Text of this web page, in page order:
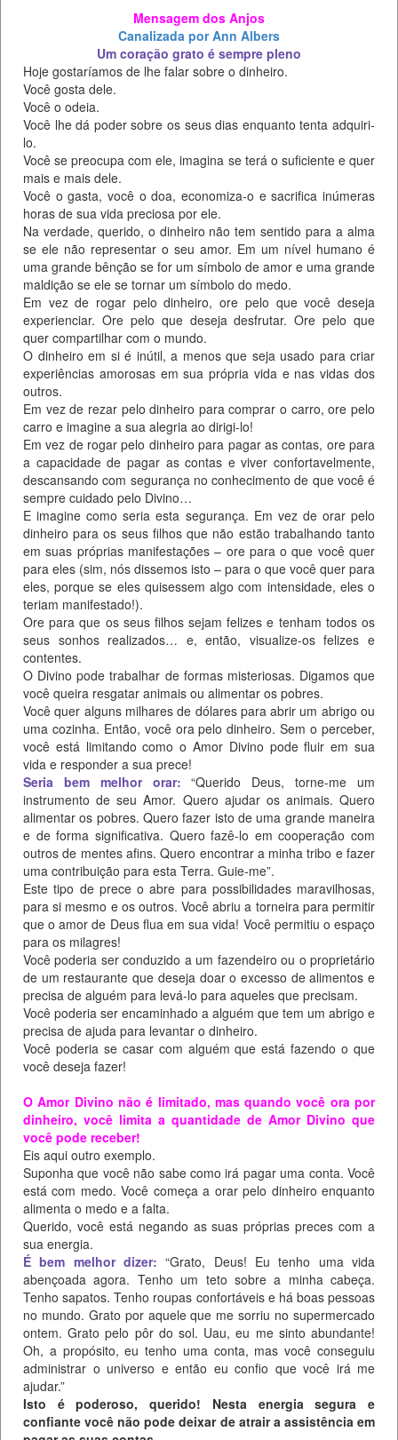
Mensagem dos Anjos
Canalizada por Ann Albers
Um coração grato é sempre pleno
Hoje gostaríamos de lhe falar sobre o dinheiro.
Você gosta dele.
Você o odeia.
Você lhe dá poder sobre os seus dias enquanto tenta adquiri-
lo.
Você se preocupa com ele, imagina se terá o suficiente e quer
mais e mais dele.
Você o gasta, você o doa, economiza-o e sacrifica inúmeras
horas de sua vida preciosa por ele.
Na verdade, querido, o dinheiro não tem sentido para a alma
se ele não representar o seu amor. Em um nível humano é
uma grande bênção se for um símbolo de amor e uma grande
maldição se ele se tornar um símbolo do medo.
Em vez de rogar pelo dinheiro, ore pelo que você deseja
experienciar. Ore pelo que deseja desfrutar. Ore pelo que
quer compartilhar com o mundo.
O dinheiro em si é inútil, a menos que seja usado para criar
experiências amorosas em sua própria vida e nas vidas dos
outros.
Em vez de rezar pelo dinheiro para comprar o carro, ore pelo
carro e imagine a sua alegria ao dirigi-lo!
Em vez de rogar pelo dinheiro para pagar as contas, ore para
a capacidade de pagar as contas e viver confortavelmente,
descansando com segurança no conhecimento de que você é
sempre cuidado pelo Divino…
E imagine como seria esta segurança. Em vez de orar pelo
dinheiro para os seus filhos que não estão trabalhando tanto
em suas próprias manifestações – ore para o que você quer
para eles (sim, nós dissemos isto – para o que você quer para
eles, porque se eles quisessem algo com intensidade, eles o
teriam manifestado!).
Ore para que os seus filhos sejam felizes e tenham todos os
seus sonhos realizados… e, então, visualize-os felizes e
contentes.
O Divino pode trabalhar de formas misteriosas. Digamos que
você queira resgatar animais ou alimentar os pobres.
Você quer alguns milhares de dólares para abrir um abrigo ou
uma cozinha. Então, você ora pelo dinheiro. Sem o perceber,
você está limitando como o Amor Divino pode fluir em sua
vida e responder a sua prece!
Seria bem melhor orar:“Querido Deus, torne-me um
instrumento de seu Amor. Quero ajudar os animais. Quero
alimentar os pobres. Quero fazer isto de uma grande maneira
e de forma significativa. Quero fazê-lo em cooperação com
outros de mentes afins. Quero encontrar a minha tribo e fazer
uma contribuição para esta Terra. Guie-me”.
Este tipo de prece o abre para possibilidades maravilhosas,
para si mesmo e os outros. Você abriu a torneira para permitir
que o amor de Deus flua em sua vida! Você permitiu o espaço
para os milagres!
Você poderia ser conduzido a um fazendeiro ou o proprietário
de um restaurante que deseja doar o excesso de alimentos e
precisa de alguém para levá-lo para aqueles que precisam.
Você poderia ser encaminhado a alguém que tem um abrigo e
precisa de ajuda para levantar o dinheiro.
Você poderia se casar com alguém que está fazendo o que
você deseja fazer!
O Amor Divino não é limitado, mas quando você ora por
dinheiro, você limita a quantidade de Amor Divino que
você pode receber!
Eis aqui outro exemplo.
Suponha que você não sabe como irá pagar uma conta. Você
está com medo. Você começa a orar pelo dinheiro enquanto
alimenta o medo e a falta.
Querido, você está negando as suas próprias preces com a
sua energia.
É bem melhor dizer: “Grato, Deus! Eu tenho uma vida
abençoada agora. Tenho um teto sobre a minha cabeça.
Tenho sapatos. Tenho roupas confortáveis e há boas pessoas
no mundo. Grato por aquele que me sorriu no supermercado
ontem. Grato pelo pôr do sol. Uau, eu me sinto abundante!
Oh, a propósito, eu tenho uma conta, mas você conseguiu
administrar o universo e então eu confio que você irá me
ajudar.”
Isto é poderoso, querido! Nesta energia segura e
confiante você não pode deixar de atrair a assistência em